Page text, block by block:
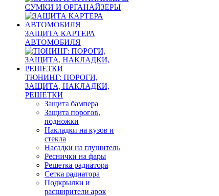
СУМКИ И ОРГАНАЙЗЕРЫ
ЗАЩИТА КАРТЕРА
АВТОМОБИЛЯ
ТЮНИНГ: ПОРОГИ,
ЗАЩИТА, НАКЛАДКИ,
РЕШЕТКИ
Защита бампера
Защита порогов,
подножки
Накладки на кузов и
стекла
Насадки на глушитель
Реснички на фары
Решетка радиатора
Сетка радиатора
Подкрылки и
расширители арок